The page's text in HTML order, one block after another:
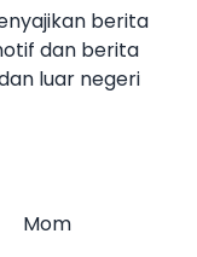
berita
dan berita
luar negeri
Mom